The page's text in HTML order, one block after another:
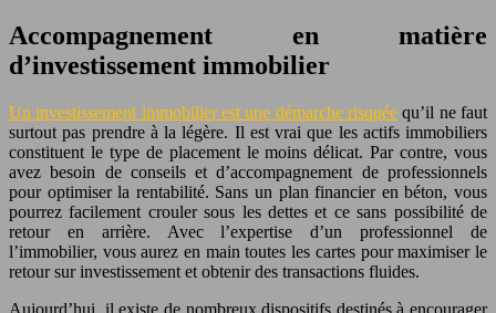
Accompagnement en matière
d’investissement immobilier
Un investissement immobilier est une démarche risquée qu’il ne faut
surtout pas prendre à la légère. Il est vrai que les actifs immobiliers
constituent le type de placement le moins délicat. Par contre, vous
avez besoin de conseils et d’accompagnement de professionnels
pour optimiser la rentabilité. Sans un plan financier en béton, vous
pourrez facilement crouler sous les dettes et ce sans possibilité de
retour en arrière. Avec l’expertise d’un professionnel de
l’immobilier, vous aurez en main toutes les cartes pour maximiser le
retour sur investissement et obtenir des transactions fluides.